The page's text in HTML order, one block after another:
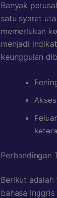
Banyak
satu syarat
memerlukan
menjadi
keunggulan
Perbandingan
Berikut adalah
bahasa